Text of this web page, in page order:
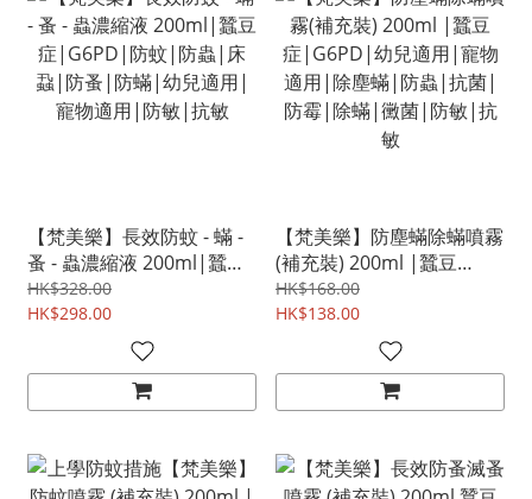
【梵美樂】長效防蚊 - 蟎 -
蚤 - 蟲濃縮液 200ml|蠶豆
症|G6PD|防蚊|防蟲|床
蝨|防蚤|防蟎|幼兒適用|
寵物適用|防敏|抗敏
HK$328.00
HK$298.00
【梵美樂】防塵蟎除蟎噴霧
(補充裝) 200ml |蠶豆
症|G6PD|幼兒適用|寵物
適用|除塵蟎|防蟲|抗菌|
防霉|除蟎|黴菌|防敏|抗
敏
HK$168.00
HK$138.00